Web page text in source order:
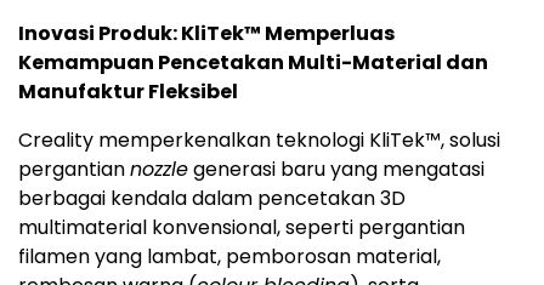
Inovasi Produk: KliTek™ Memperluas
Kemampuan Pencetakan Multi-Material dan
Manufaktur Fleksibel
Creality memperkenalkan teknologi KliTek™, solusi
pergantiannozzlegenerasi baru yang mengatasi
berbagai kendala dalam pencetakan 3D
multimaterial konvensional, seperti pergantian
filamen yang lambat, pemborosan material,